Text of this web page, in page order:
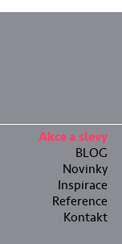
Akce a slevy
BLOG
Novinky
Inspirace
Reference
Kontakt